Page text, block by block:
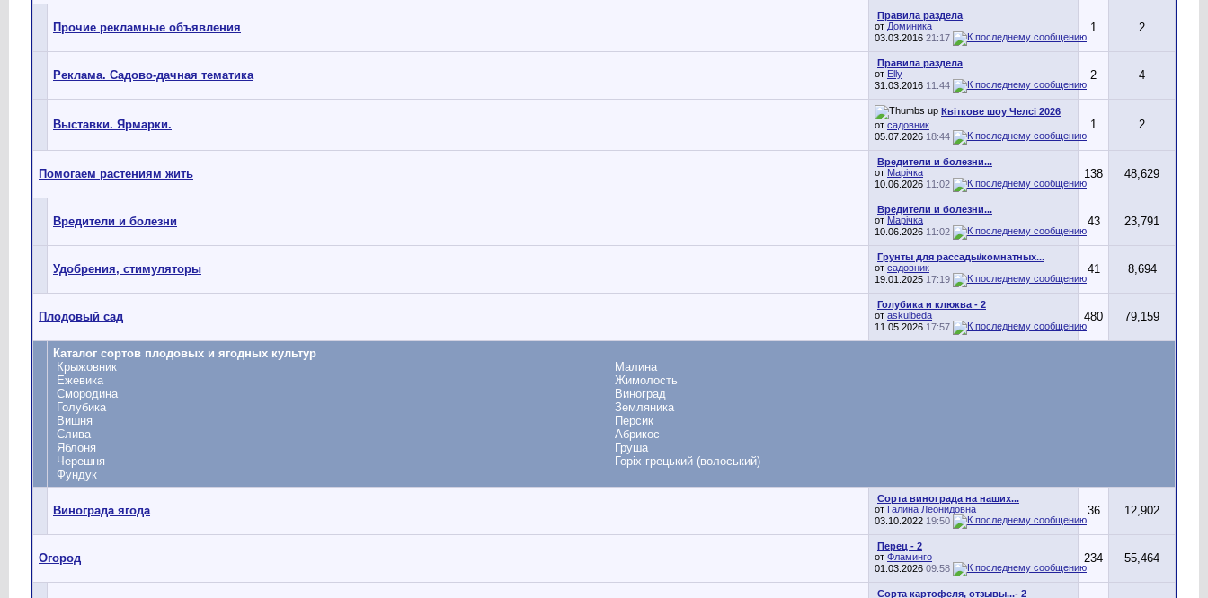
Прочие рекламные объявления
Правила раздела
от Доминика
03.03.2016 21:17
1 2
Реклама. Садово-дачная тематика
Правила раздела
от Elly
31.03.2016 11:44
2 4
Выставки. Ярмарки.
Квіткове шоу Челсі 2026
от садовник
05.07.2026 18:44
1 2
Помогаем растениям жить
Вредители и болезни...
от Марічка
10.06.2026 11:02
138 48,629
Вредители и болезни
Вредители и болезни...
от Марічка
10.06.2026 11:02
43 23,791
Удобрения, стимуляторы
Грунты для рассады/комнатных...
от садовник
19.01.2025 17:19
41 8,694
Плодовый сад
Голубика и клюква - 2
от askulbeda
11.05.2026 17:57
480 79,159
Каталог сортов плодовых и ягодных культур
Крыжовник
Малина
Ежевика
Жимолость
Смородина
Виноград
Голубика
Земляника
Вишня
Персик
Слива
Абрикос
Яблоня
Груша
Черешня
Горіх грецький (волоський)
Фундук
Винограда ягода
Сорта винограда на наших...
от Галина Леонидовна
03.10.2022 19:50
36 12,902
Огород
Перец - 2
от Фламинго
01.03.2026 09:58
234 55,464
Сорта картофеля, отзывы...- 2